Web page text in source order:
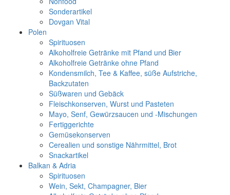
Sonderartikel
Dovgan Vital
Polen
Spirituosen
Alkoholfreie Getränke mit Pfand und Bier
Alkoholfreie Getränke ohne Pfand
Kondensmilch, Tee & Kaffee, süße Aufstriche,
Backzutaten
Süßwaren und Gebäck
Fleischkonserven, Wurst und Pasteten
Mayo, Senf, Gewürzsaucen und -Mischungen
Fertiggerichte
Gemüsekonserven
Cerealien und sonstige Nährmittel, Brot
Snackartikel
Balkan & Adria
Spirituosen
Wein, Sekt, Champagner, Bier